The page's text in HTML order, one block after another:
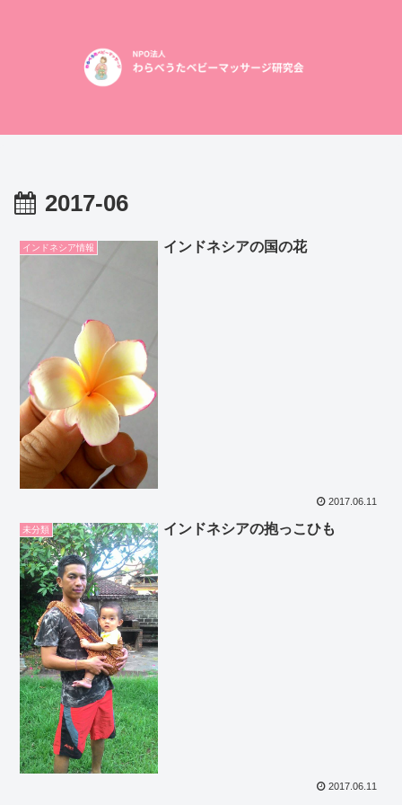
2017-06
インドネシア情報 インドネシアの国の花
2017.06.11
未分類 インドネシアの抱っこひも
2017.06.11